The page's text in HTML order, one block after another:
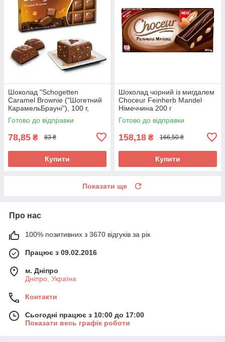
Шоколад "Schogetten
Caramel Brownie ("Шогетний
КарамельБрауні"), 100 г,
Німеччина
Готово до відправки
78,85 ₴ 83 ₴
Купити
Шоколад чорний із мигдалем
Choceur Feinherb Mandel
Німеччина 200 г
Готово до відправки
158,18 ₴ 166,50 ₴
Купити
Показати ще
Про нас
100% позитивних з 3670 відгуків за рік
Працює з 09.02.2016
м. Дніпро
Дніпро, Україна
Контакти
Сьогодні працює з 10:00 до 17:00
Показати весь графік роботи